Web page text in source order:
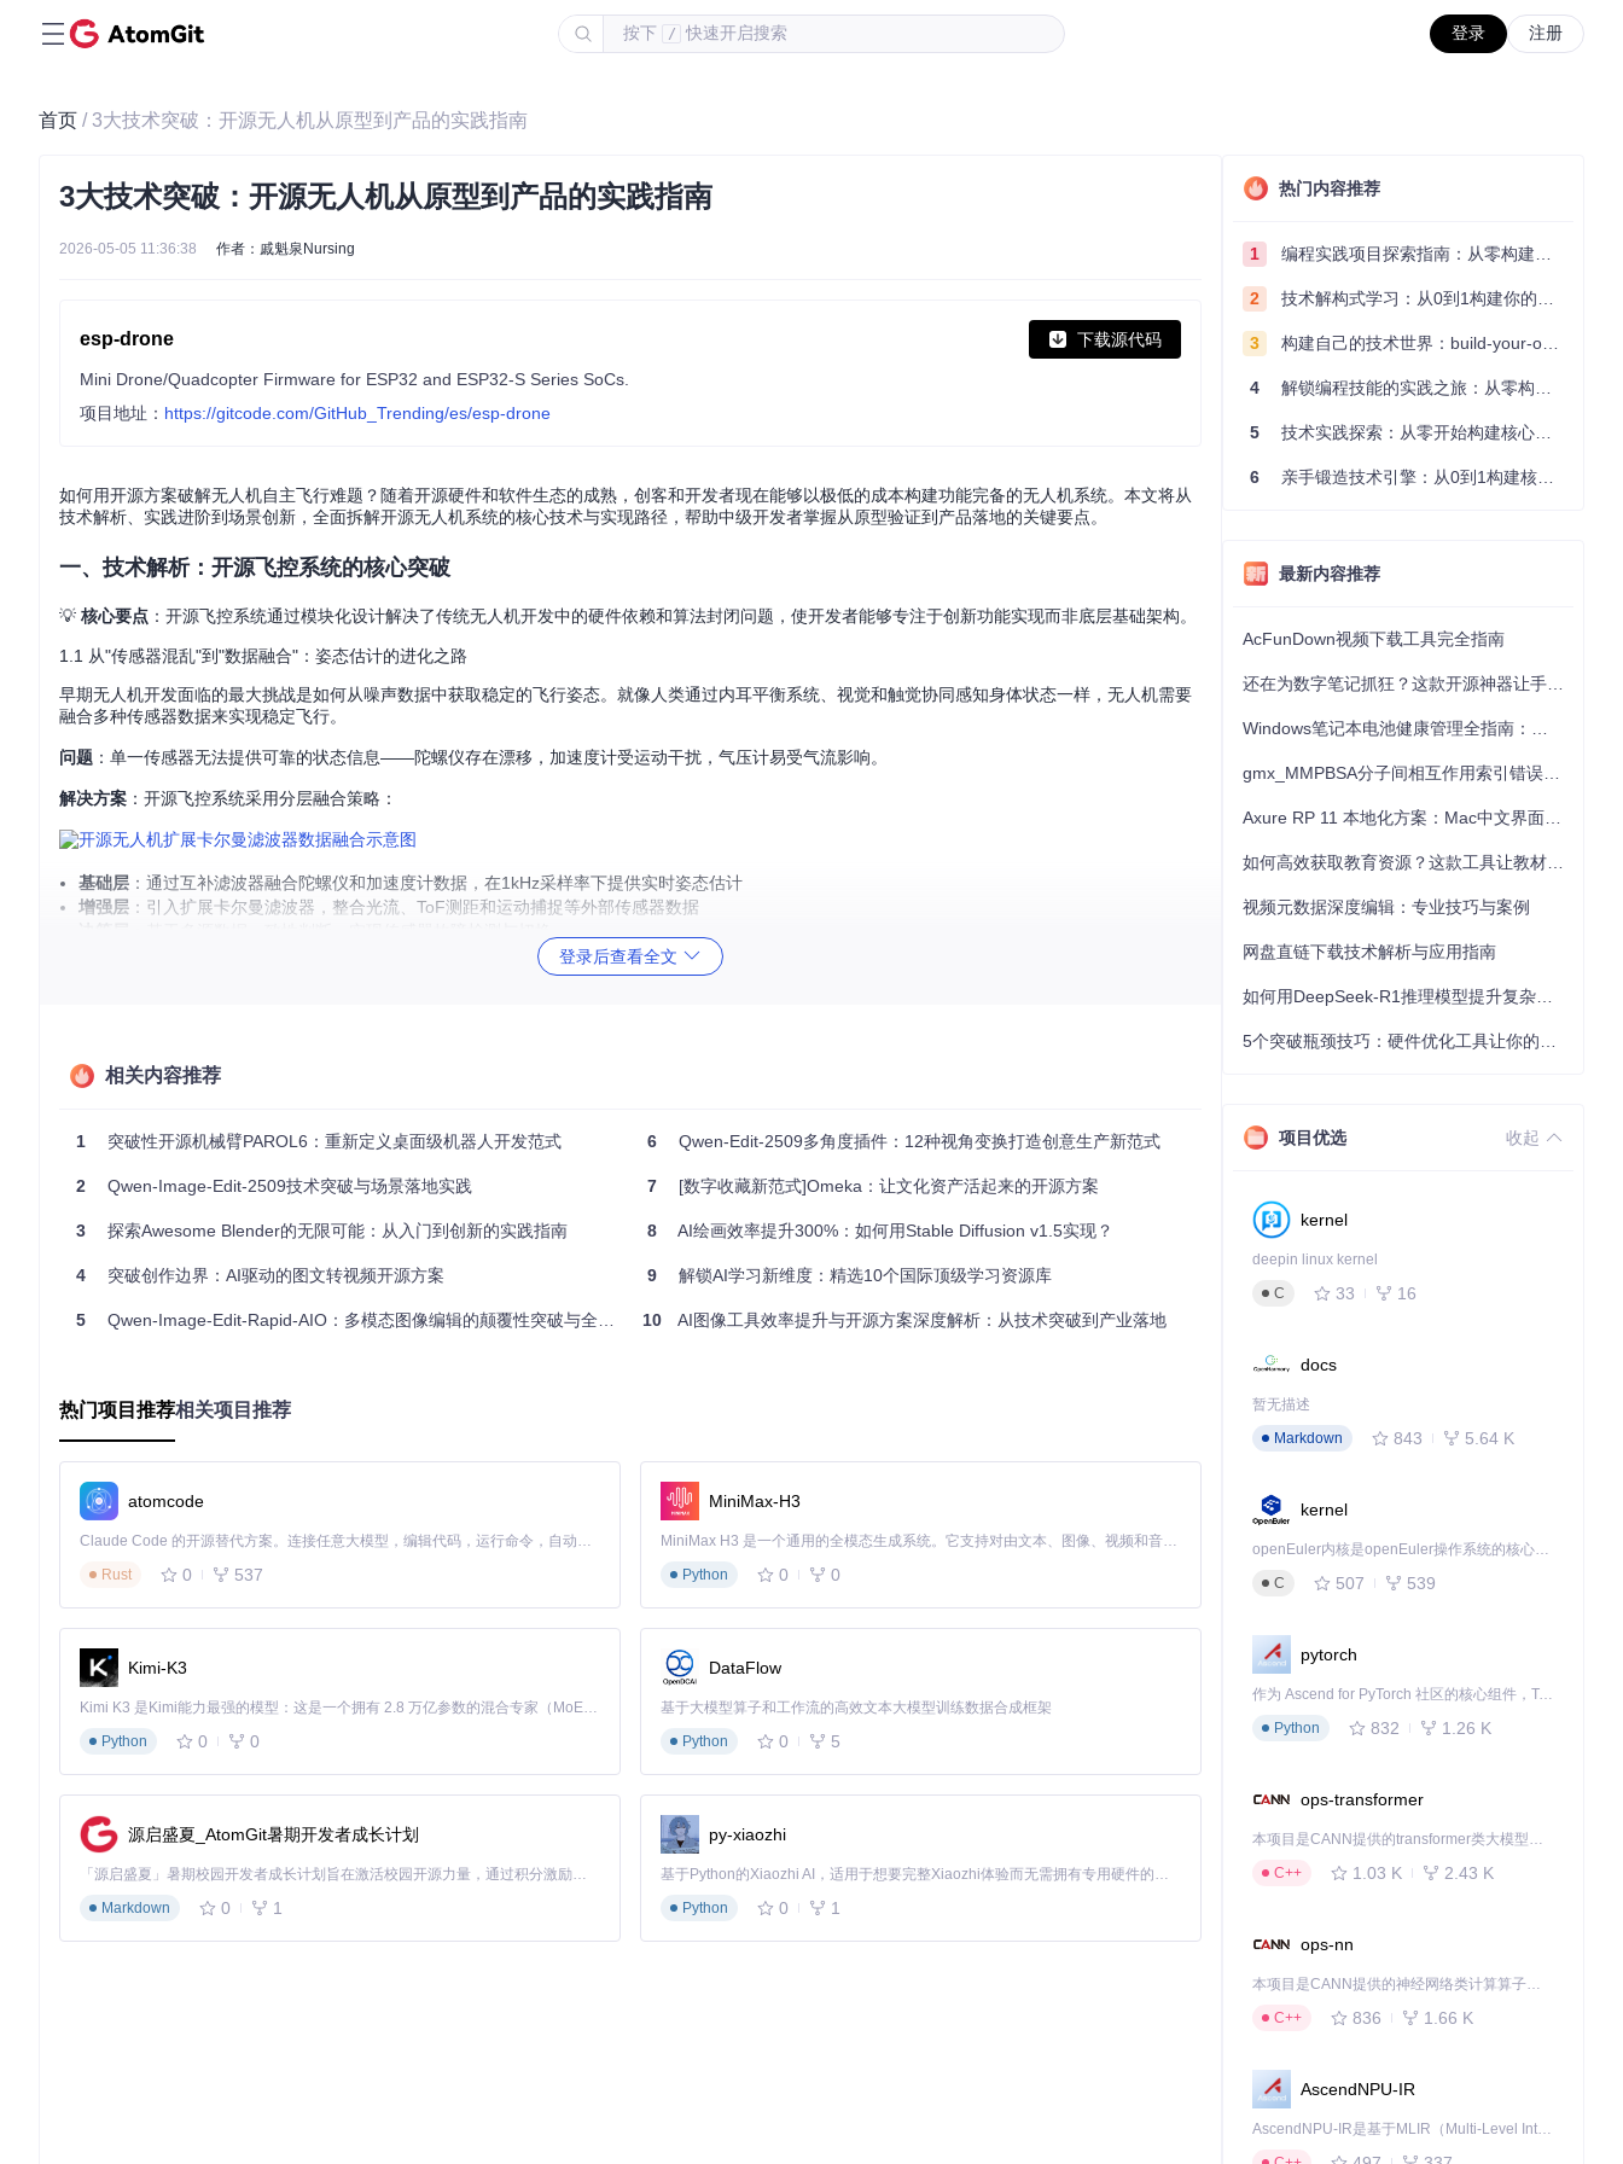
按下 / 快速开启搜索 登录 注册
首页 / 3大技术突破：开源无人机从原型到产品的实践指南
3大技术突破：开源无人机从原型到产品的实践指南
2026-05-05 11:36:38 作者：戚魁泉Nursing
esp-drone 下载源代码
Mini Drone/Quadcopter Firmware for ESP32 and ESP32-S Series SoCs.
项目地址： https://gitcode.com/GitHub_Trending/es/esp-drone
如何用开源方案破解无人机自主飞行难题？随着开源硬件和软件生态的成熟，创客和开发者现在能够以极低的成本构建功能完备的无人机系统。本文将从
技术解析、实践进阶到场景创新，全面拆解开源无人机系统的核心技术与实现路径，帮助中级开发者掌握从原型验证到产品落地的关键要点。
一、技术解析：开源飞控系统的核心突破
💡 核心要点 ：开源飞控系统通过模块化设计解决了传统无人机开发中的硬件依赖和算法封闭问题，使开发者能够专注于创新功能实现而非底层基础架构。
1.1 从"传感器混乱"到"数据融合"：姿态估计的进化之路
早期无人机开发面临的最大挑战是如何从噪声数据中获取稳定的飞行姿态。就像人类通过内耳平衡系统、视觉和触觉协同感知身体状态一样，无人机需要
融合多种传感器数据来实现稳定飞行。
问题 ：单一传感器无法提供可靠的状态信息——陀螺仪存在漂移，加速度计受运动干扰，气压计易受气流影响。
解决方案 ：开源飞控系统采用分层融合策略：
基础层 ：通过互补滤波器融合陀螺仪和加速度计数据，在1kHz采样率下提供实时姿态估计
增强层 ：引入扩展卡尔曼滤波器，整合光流、ToF测距和运动捕捉等外部传感器数据
核心模块解析：
传感器层
原始数据采集与预处理
估计器
姿态与位置计算
1kHz
控制器
生成电机控制信号
500Hz
二、实践进阶：从硬件组装到算法优化
📌关键术语：PID控制器（比例-积分-微分控制器）是无人机稳定飞行的核心算法，通过反馈调节实现对期望姿态的精确跟踪。
2.1 硬件选型与组装：从零件到整机的蜕变
开源无人机的魅力在于硬件选择的灵活性，但这也带来了选型难题。以下是经过实践验证的硬件配置方案：
组件类型 推荐型号 关键参数
适用场景
主控芯片
六轴IMU
气压计
MS5611 10cm分辨率，10Hz采样
高度测量
光流传感器
PMW3901
🔧实操步骤：硬件组装流程
PCB拆分：沿预断线分离无人机机架PCB
安装支撑脚
：使用热熔胶固定减震支撑脚
登录后查看全文
相关内容推荐
1 突破性开源机械臂PAROL6：重新定义桌面级机器人开发范式
2 Qwen-Image-Edit-2509技术突破与场景落地实践
3 探索Awesome Blender的无限可能：从入门到创新的实践指南
4 突破创作边界：AI驱动的图文转视频开源方案
5 Qwen-Image-Edit-Rapid-AIO：多模态图像编辑的颠覆性突破与全场景革新方案
6 Qwen-Edit-2509多角度插件：12种视角变换打造创意生产新范式
7 [数字收藏新范式]Omeka：让文化资产活起来的开源方案
8 AI绘画效率提升300%：如何用Stable Diffusion v1.5实现？
9 解锁AI学习新维度：精选10个国际顶级学习资源库
10 AI图像工具效率提升与开源方案深度解析：从技术突破到产业落地
热门项目推荐相关项目推荐
atomcode
Claude Code 的开源替代方案。连接任意大模型，编辑代码，运行命令，自动验证 — 全自动执行。用 Rust 构建，极致性能。 ｜ An open-source alternative to Claude Code. Connect any LLM, edit code, run commands, and verify changes — autonomously. Built in Rust for speed. Get Started
Rust
0 537
MiniMax-H3
MiniMax H3 是一个通用的全模态生成系统。它支持对由文本、图像、视频和音频组成的多模态上下文进行统一理解，并能生成分辨率高达 2K、时长可达 15 秒的带原生立体声音频的视频。得益于面向任务泛化的系统设计，H3 在预训练阶段就已具备广泛的多模态上下文理解与生成能力，能够出色地执行复杂的多模态指令。
Python
0 0
Kimi-K3
Kimi K3 是Kimi能力最强的模型：这是一个拥有 2.8 万亿参数的混合专家（MoE）模型，具备原生视觉理解能力，并支持 100 万 token 的上下文窗口。
Python
0 0
DataFlow
基于大模型算子和工作流的高效文本大模型训练数据合成框架
Python
0 5
源启盛夏_AtomGit暑期开发者成长计划
「源启盛夏」暑期校园开发者成长计划旨在激活校园开源力量，通过积分激励、认证扶持、资源倾斜等形式，引导高校组织和开发者完成「入驻 — 建项目 — 做贡献 — 获认证 — 得资源」的完整闭环。无论你是想带领社团入驻平台的组织者，还是希望用代码贡献证明自己的开发者，都能在这里找到属于你的成长路径。
Markdown
0 1
py-xiaozhi
基于Python的Xiaozhi AI，适用于想要完整Xiaozhi体验而无需拥有专用硬件的用户。
Python
0 1
热门内容推荐
1 编程实践项目探索指南：从零构建技术能力体系
2 技术解构式学习：从0到1构建你的编程知识体系
3 构建自己的技术世界：build-your-own-x项目的实践探索指南
4 解锁编程技能的实践之旅：从零构建你的技术世界
5 技术实践探索：从零开始构建核心系统的实践指南
6 亲手锻造技术引擎：从0到1构建核心系统的实践指南
最新内容推荐
AcFunDown视频下载工具完全指南
视频元数据深度编辑：专业技巧与案例
网盘直链下载技术解析与应用指南
项目优选 收起
kernel
deepin linux kernel
C
33 16
docs
暂无描述
Markdown
843 5.64 K
kernel
openEuler内核是openEuler操作系统的核心，既是系统性能与稳定性的基石，也是连接处理器、设备与服务的桥梁。
C
507 539
pytorch
作为 Ascend for PyTorch 社区的核心组件，TorchNPU 是昇腾专为 PyTorch 打造的深度学习适配插件，使 PyTorch 框架能够直接调用昇腾 NPU，为开发者提供昇腾 AI 处理器的超强算力。
Python
832 1.26 K
ops-transformer
本项目是CANN提供的transformer类大模型算子库，实现网络在NPU上加速计算。
C++
1.03 K 2.43 K
ops-nn
本项目是CANN提供的神经网络类计算算子库，实现网络在NPU上加速计算。
C++
836 1.66 K
AscendNPU-IR
AscendNPU-IR是基于MLIR（Multi-Level Intermediate Representation）构建的，面向昇腾亲和算子编译时使用的中间表示，提供昇腾完备表达能力，通过编译优化提升昇腾AI处理器计算效率，支持通过生态框架使能昇腾AI处理器与深度调优